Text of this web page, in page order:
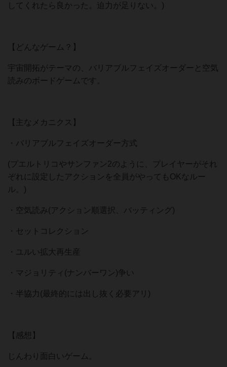
してくれたら良かった。迫力が足りない。)
【どんなゲーム？】
宇宙開拓がテーマの、バリアブルフェイズオーダーと空気
読みのボードゲームです。
【主なメカニクス】
・バリアブルフェイズオーダー方式
(プエルトリコやサンファン2のように、プレイヤーがそれ
ぞれに設定したアクションを全員がやってもOKなルー
ル。)
・空気読み(アクション順選択、バッティング)
・セットコレクション
・ユルい拡大再生産
・マジョリティ(ナンバーワン)争い
・半協力(最終的には出し抜く必要アリ)
【感想】
じんわり面白いゲーム。